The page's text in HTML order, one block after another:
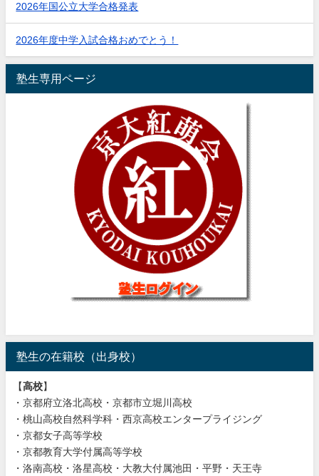
2026年国公立大学合格発表
2026年度中学入試合格おめでとう！
塾生専用ページ
塾生の在籍校（出身校）
【高校】
・京都府立洛北高校・京都市立堀川高校
・桃山高校自然科学科・西京高校エンタープライジング
・京都女子高等学校
・京都教育大学付属高等学校
・洛南高校・洛星高校・大教大付属池田・平野・天王寺